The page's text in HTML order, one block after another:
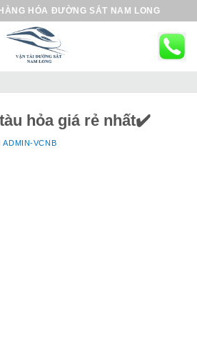
HÓA ĐƯỜNG SẮT NAM LONG
hỏa giá rẻ nhất✔️
ADMIN-VCNB